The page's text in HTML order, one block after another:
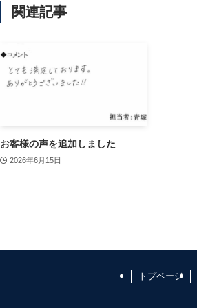
関連記事
お客様の声を追加しました
2026年6月15日
トプページ